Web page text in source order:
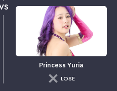
Princess Yuria
LOSE